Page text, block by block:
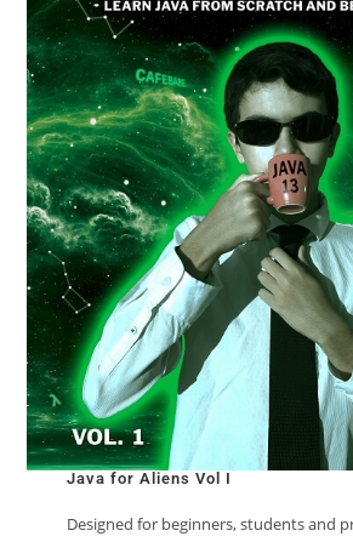
Java for Aliens Vol I
Designed for beginners, students and